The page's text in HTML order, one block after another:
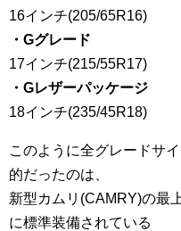
16インチ(205/65R16)
・Gグレード
17インチ(215/55R17)
・Gレザーパッケージ
18インチ(235/45R18)
このように全グレードサ
的だったのは、
新型カムリ(CAMRY)の最
に標準装備されている